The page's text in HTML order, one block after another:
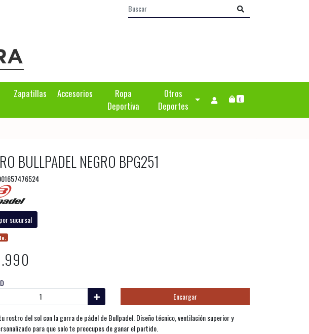
Zapatillas Accesorios
Ropa
Deportiva
Otros
Deportes
0
BULLPADEL NEGRO BPG251
sucursal
Encargar
rostro del sol con la gorra de pádel de Bullpadel. Diseño técnico, ventilación superior y
para que solo te preocupes de ganar el partido.